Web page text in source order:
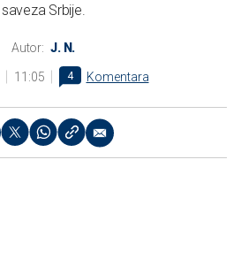
saveza Srbije.
Autor: J. N.
11:05 4 Komentara